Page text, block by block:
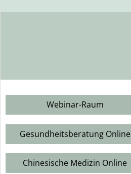
Webinar-Raum
Gesundheitsberatung Online
Chinesische Medizin Online